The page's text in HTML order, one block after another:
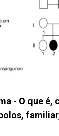
- O que é,